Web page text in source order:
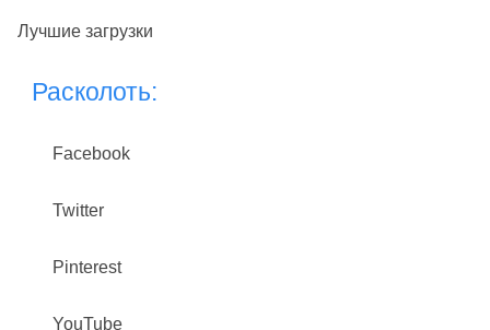
Лучшие загрузки
Расколоть:
Facebook
Twitter
Pinterest
YouTube